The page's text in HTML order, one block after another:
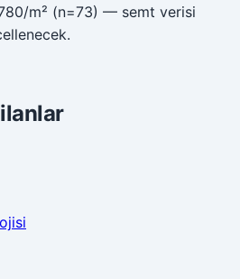
m² (n=73) — semt verisi